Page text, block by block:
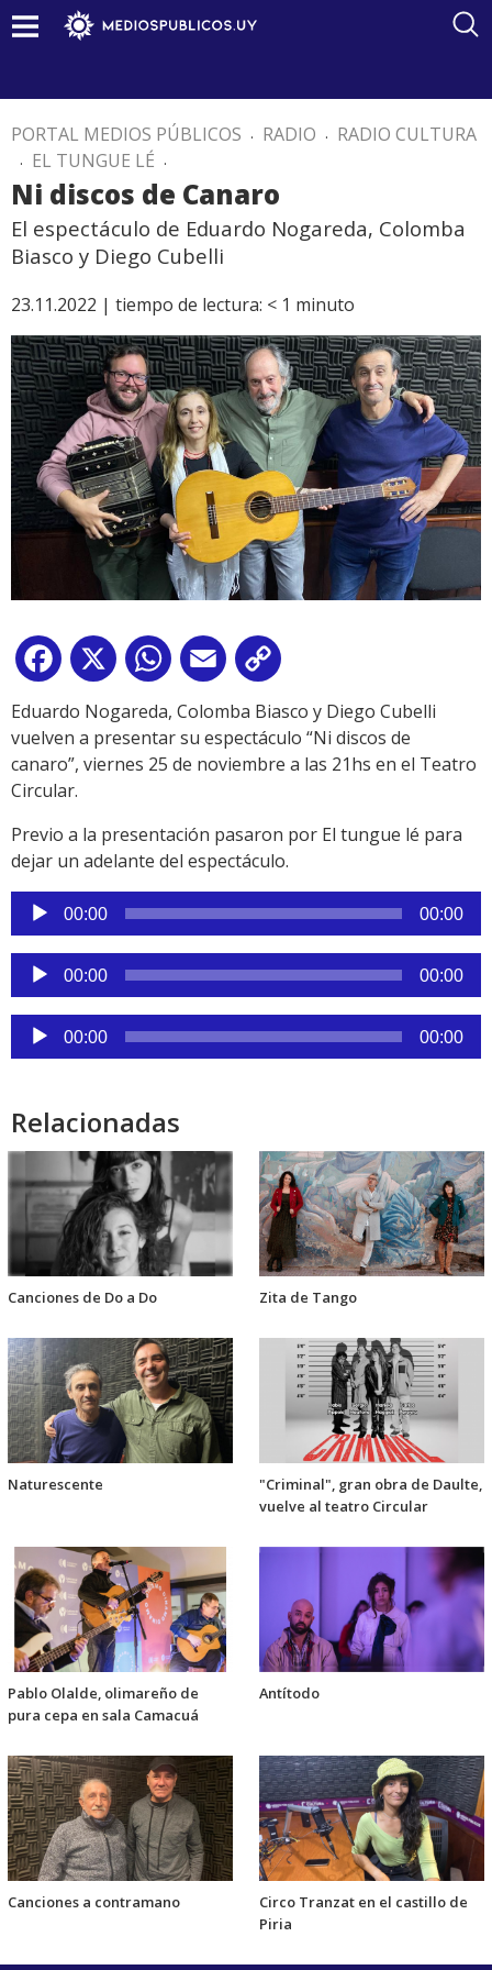
PORTAL MEDIOS PÚBLICOS . RADIO . RADIO CULTURA
. EL TUNGUE LÉ .
Ni discos de Canaro
El espectáculo de Eduardo Nogareda, Colomba
Biasco y Diego Cubelli
23.11.2022 | tiempo de lectura: < 1 minuto
Facebook
X WhatsApp
Email
Link
Eduardo Nogareda, Colomba Biasco y Diego Cubelli
vuelven a presentar su espectáculo “Ni discos de
canaro”, viernes 25 de noviembre a las 21hs en el Teatro
Circular.
Previo a la presentación pasaron por El tungue lé para
dejar un adelante del espectáculo.
Reproductor
de
audio
00:00 00:00
Reproductor
de
audio
00:00 00:00
Reproductor
de
00:00 00:00
Relacionadas
Canciones de Do a Do Zita de Tango
Naturescente
"Criminal", gran obra de Daulte,
vuelve al teatro Circular
Pablo Olalde, olimareño de
pura cepa en sala Camacuá
Antítodo
Canciones a contramano
Circo Tranzat en el castillo de
Piria